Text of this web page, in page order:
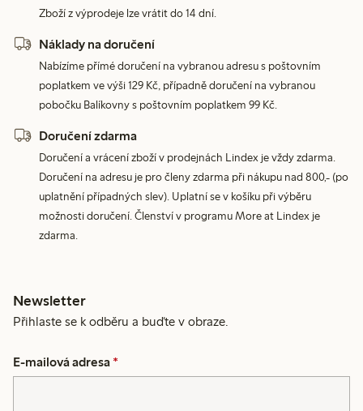
Zboží z výprodeje lze vrátit do 14 dní.
Náklady na doručení
Nabízíme přímé doručení na vybranou adresu s poštovním
poplatkem ve výši 129 Kč, případně doručení na vybranou
pobočku Balíkovny s poštovním poplatkem 99 Kč.
Doručení zdarma
Doručení a vrácení zboží v prodejnách Lindex je vždy zdarma.
Doručení na adresu je pro členy zdarma při nákupu nad 800,- (po
uplatnění případných slev). Uplatní se v košíku při výběru
možnosti doručení. Členství v programu More at Lindex je
zdarma.
Newsletter
Přihlaste se k odběru a buďte v obraze.
E-mailová adresa *